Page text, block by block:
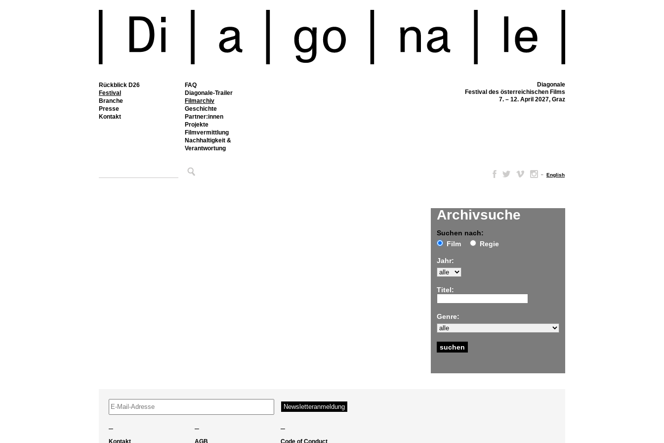
Rückblick D26
Festival
FAQ
Diagonale-Trailer
Filmarchiv
Geschichte
Partner:innen
Projekte
Filmvermittlung
Nachhaltigkeit &
Verantwortung
Branche
Presse
Kontakt
Diagonale
Festival des österreichischen Films
7. – 12. April 2027, Graz
– English
Archivsuche
Suchen nach:
Film
Regie
Jahr:
Titel:
Genre:
– – –
Kontakt AGB Code of Conduct